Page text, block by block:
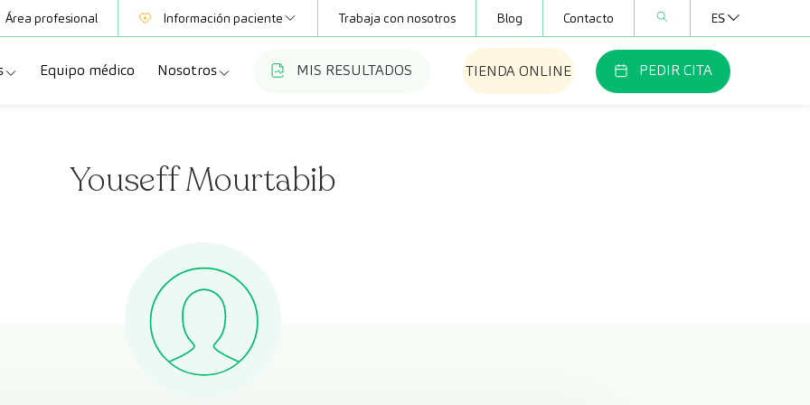
Área profesional Información paciente
Mutuas
Club CreuBlanca
Trabaja con nosotros Blog Contacto ES
diagnósticas
Equipo médico Nosotros
Trabaja con nosotros
CreuBlanca Empresas
Fundación Privada Imhotep
Preguntas frecuentes
MIS RESULTADOS TIENDA ONLINE PEDIR CITA
Youseff Mourtabib